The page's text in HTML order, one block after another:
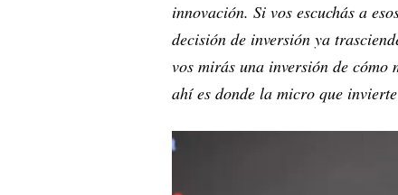
innovación. Si vos escuchás a
decisión de inversión ya
vos mirás una inversión de cómo
ahí es donde la micro que